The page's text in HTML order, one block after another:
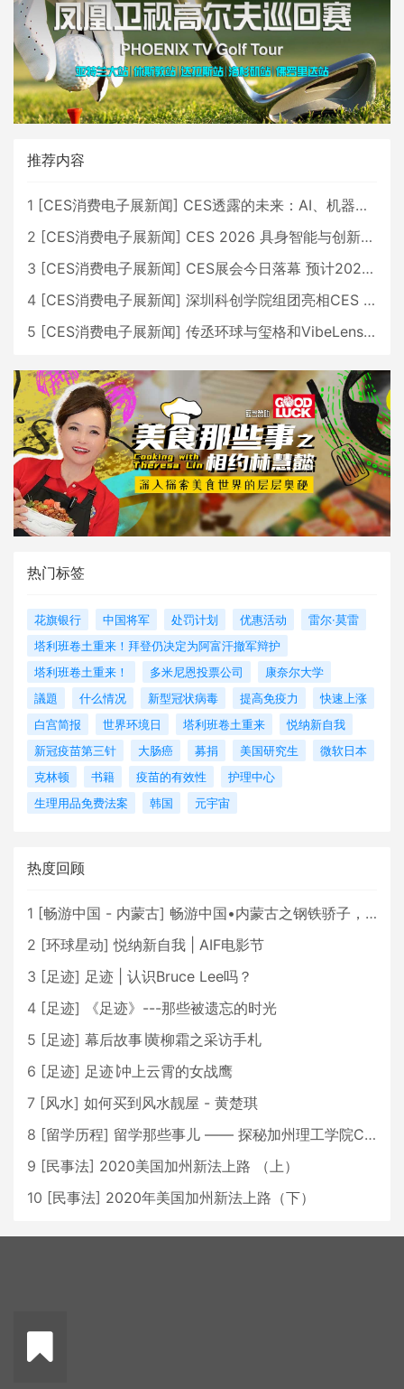
推荐内容
1 [CES消费电子展新闻] CES透露的未来：AI、机器人与智能生活大爆发
2 [CES消费电子展新闻] CES 2026 具身智能与创新领域 中国公司大放异彩
3 [CES消费电子展新闻] CES展会今日落幕 预计2026行业收入将超五千亿美元
4 [CES消费电子展新闻] 深圳科创学院组团亮相CES 广受好评
5 [CES消费电子展新闻] 传丞环球与玺格和VibeLens共同推出全新耳机
热门标签
花旗银行 中国将军 处罚计划 优惠活动
雷尔·莫雷
塔利班卷土重来！拜登仍决定为阿富汗撤军辩护
塔利班卷土重来！
多米尼恩投票公司
康奈尔大学
議題
什么情况 新型冠状病毒 提高免疫力
快速上涨
白宫简报
世界环境日 塔利班卷土重来
悦纳新自我
新冠疫苗第三针
大肠癌 募捐 美国研究生
微软日本
克林顿
书籍 疫苗的有效性
护理中心
生理用品免费法案
韩国 元宇宙
热度回顾
1 [畅游中国 - 内蒙古] 畅游中国•内蒙古之钢铁骄子，魅力包头
2 [环球星动] 悦纳新自我 | AIF电影节
3 [足迹] 足迹 | 认识Bruce Lee吗？
4 [足迹]
《足迹》---那些被遗忘的时光
5 [足迹] 幕后故事∣黄柳霜之采访手札
6 [足迹] 足迹∣冲上云霄的女战鹰
7 [风水] 如何买到风水靓屋 - 黄楚琪
8 [留学历程] 留学那些事儿 —— 探秘加州理工学院Caltech博士生活 [上集]
9 [民事法] 2020美国加州新法上路 （上）
10 [民事法] 2020年美国加州新法上路（下）